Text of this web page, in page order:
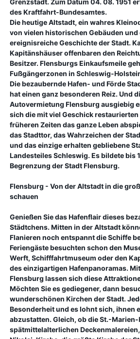
Grenzstadt. Zum Datum 04. 08. 1951
des Kraftfahrt-Bundesamtes.
Die heutige Altstadt, ein wahres
von vielen historischen Gebäuden und
ereignisreiche Geschichte der Stadt.
Kapitänshäuser offenbaren den
Besitzer. Flensburgs Einkaufsmeile
Fußgängerzonen in Schleswig-
Die bezaubernde Hafen- und Förde
hat einen ganz besonderen Reiz. Und
Autovermietung Flensburg ausgiebig
sich die mit viel Geschick restaurierten
früheren Zeiten das ganze Leben
das Stadttor, das Wahrzeichen der
und das einzige erhalten gebliebene
Landesteiles Schleswig. Es bildete bis
Begrenzung der Stadt Flensburg.
Flensburg - Von der Altstadt in die
schauen
Genießen Sie das Hafenflair dieses
Städtchens. Mitten in der Altstadt
Flanieren noch entspannt die Schiffe
Feriengäste besuchten schon den
Werft, Schifffahrtmuseum oder den
des einzigartigen Hafenpanoramas.
Flensburg lassen sich diese
Möchten Sie es gediegener, dann
wunderschönen Kirchen der Stadt.
Besonderheit und es lohnt sich, ihnen
abzustatten. Gleich, ob die St.-
spätmittelalterlichen